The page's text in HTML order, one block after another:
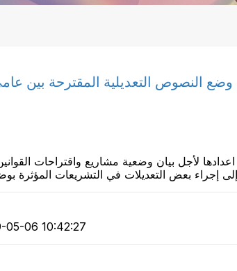
التعديلية المقترحة بين عامي 2000
اللبناني وضع النصوص التعديلية المقترحة بين عامي 2000 و2013 دراسة تم اعدادها لأجل بيان وضعية
05-06 10:42:27